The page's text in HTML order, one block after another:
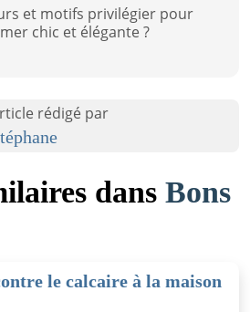
et motifs privilégier pour
chic et élégante ?
rédigé par
dans Bons
le calcaire à la maison